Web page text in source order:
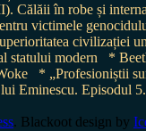
Călăii în robe și
victimele
civilizației
statului modern
*
* „Profesioniștii
Eminescu. Episodul
. Blackoot design by